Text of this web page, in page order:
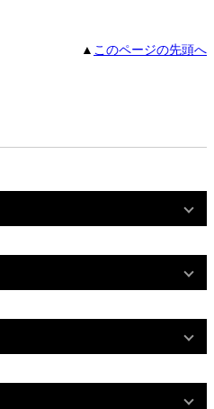
▲ このページの先頭へ